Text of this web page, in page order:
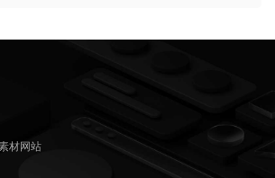
材网站